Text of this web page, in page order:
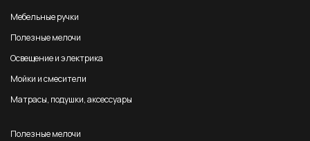
Мебельные ручки
Полезные мелочи
Освещение и электрика
Мойки и смесители
Матрасы, подушки, аксессуары
Полезные мелочи